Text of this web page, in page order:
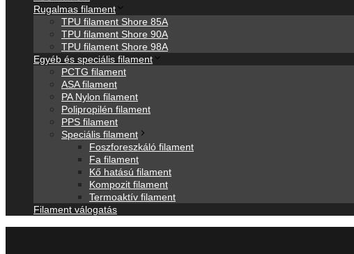
Rugalmas filament
TPU filament Shore 85A
TPU filament Shore 90A
TPU filament Shore 98A
Egyéb és speciális filament
PCTG filament
ASA filament
PA Nylon filament
Polipropilén filament
PPS filament
Speciális filament
Foszforeszkáló filament
Fa filament
Kő hatású filament
Kompozit filament
Termoaktív filament
Filament válogatás